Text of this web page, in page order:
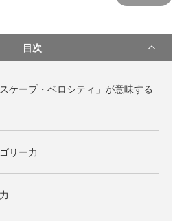
目次
スケープ・ベロシティ」が意味する
リー力